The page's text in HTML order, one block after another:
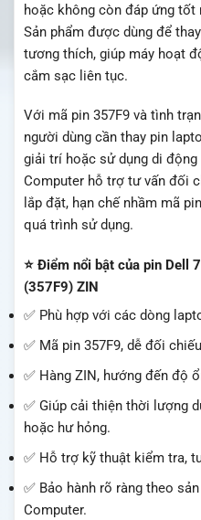
hoặc không còn đáp ứng tốt
Sản phẩm được dùng để
tương thích, giúp máy hoạt
cắm sạc liên tục.
Với mã pin 357F9 và tình
người dùng cần thay pin
giải trí hoặc sử dụng di
Computer hỗ trợ tư vấn đối
lắp đặt, hạn chế nhầm mã
quá trình sử dụng.
⭐ Điểm nổi bật của pin Dell
(357F9) ZIN
✅ Phù hợp với các dòng
✅ Mã pin 357F9, dễ đối
✅ Hàng ZIN, hướng đến độ
✅ Giúp cải thiện thời lượng
hoặc hư hỏng.
✅ Hỗ trợ kỹ thuật kiểm tra,
✅ Bảo hành rõ ràng theo
Computer.